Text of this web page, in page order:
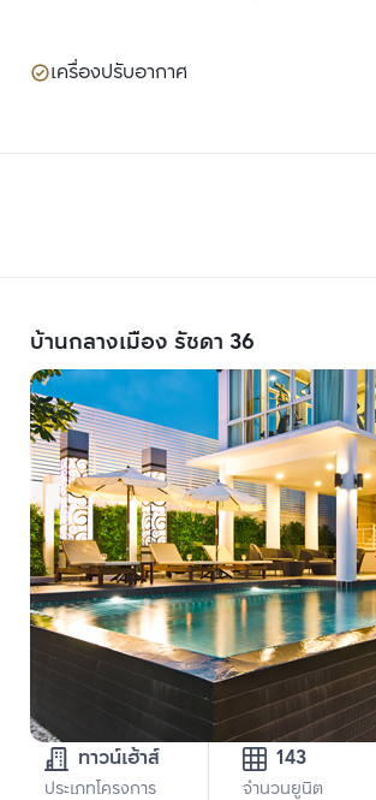
เครื่องปรับอากาศ
บ้านกลางเมือง รัชดา 36
ทาวน์เฮ้าส์
ประเภทโครงการ
143
จำนวนยูนิต